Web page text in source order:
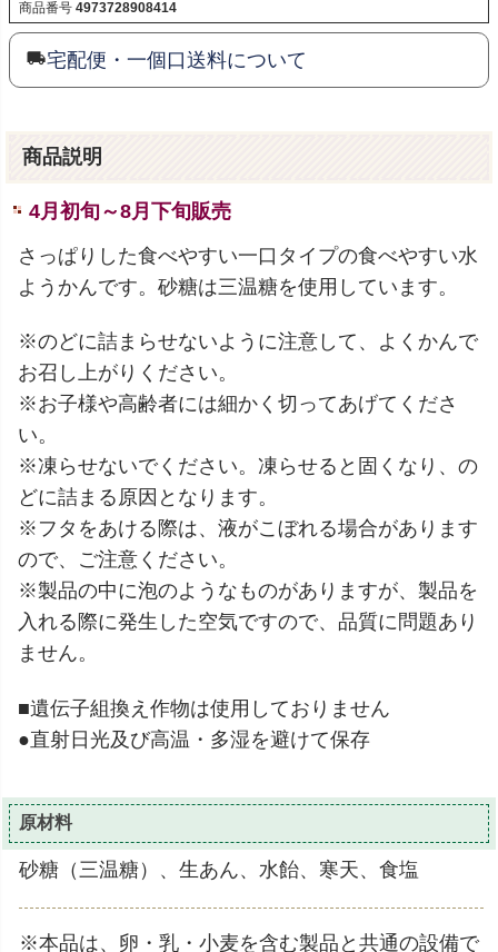
商品番号 4973728908414
宅配便・一個口送料について
商品説明
4月初旬～8月下旬販売
さっぱりした食べやすい一口タイプの食べやすい水
ようかんです。砂糖は三温糖を使用しています。
※のどに詰まらせないように注意して、よくかんで
お召し上がりください。
※お子様や高齢者には細かく切ってあげてくださ
い。
※凍らせないでください。凍らせると固くなり、の
どに詰まる原因となります。
※フタをあける際は、液がこぼれる場合があります
ので、ご注意ください。
※製品の中に泡のようなものがありますが、製品を
入れる際に発生した空気ですので、品質に問題あり
ません。
■遺伝子組換え作物は使用しておりません
●直射日光及び高温・多湿を避けて保存
原材料
砂糖（三温糖）、生あん、水飴、寒天、食塩
※本品は、卵・乳・小麦を含む製品と共通の設備で